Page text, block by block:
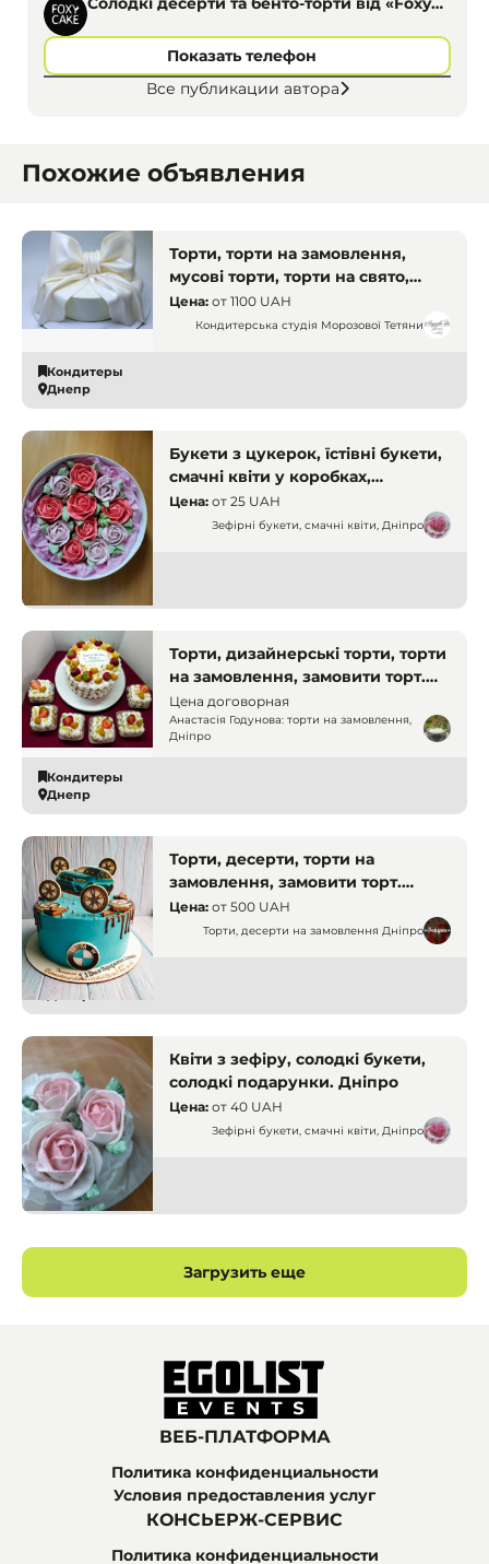
Показать телефон
Все публикации автора
Похожие объявления
Торти, торти на замовлення,
мусові торти, торти на свято,
тістечка. Дніпро. Кухарі і
кондитери
Цена: от 1100 UAH
Кондитерська студія Морозової Тетяни
Кондитеры
Днепр
Букети з цукерок, їстівні букети,
смачні квіти у коробках,
доставка. Дніпро
Цена: от 25 UAH
Зефірні букети, смачні квіти, Дніпро
Кондитеры
Торти, дизайнерські торти, торти
на замовлення, замовити торт.
Дніпро
Цена договорная
Анастасія Годунова: торти на замовлення,
Дніпро
Кондитеры
Днепр
Торти, десерти, торти на
замовлення, замовити торт.
Дніпро
Цена: от 500 UAH
Торти, десерти на замовлення Дніпро
Кондитеры
Днепр
Квіти з зефіру, солодкі букети,
солодкі подарунки. Дніпро
Цена: от 40 UAH
Зефірні букети, смачні квіти, Дніпро
Кондитеры
Днепр
Загрузить еще
ВЕБ-ПЛАТФОРМА
Политика конфиденциальности
Условия предоставления услуг
КОНСЬЕРЖ-СЕРВИС
Политика конфиденциальности